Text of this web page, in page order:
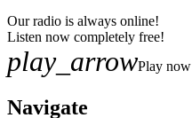
Our radio is always online!
Listen now completely free!
play_arrowPlay now
Navigate